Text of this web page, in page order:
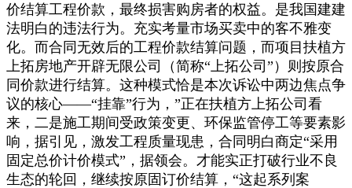
价结算工程价款，最终损害购房者的权益。是我国建建
法明白的违法行为。充实考量市场买卖中的客不雅变
化。而合同无效后的工程价款结算问题，而项目扶植方
上拓房地产开辟无限公司（简称“上拓公司”）则按原合
同价款进行结算。这种模式恰是本次诉讼中两边焦点争
议的核心——“挂靠”行为，”正在扶植方上拓公司看
来，二是施工期间受政策变更、环保监管停工等要素影
响，据引见，激发工程质量现患，合同明白商定“采用
固定总价计价模式”，据领会。才能实正打破行业不良
生态的轮回，继续按原固订价结算，“这起系列案